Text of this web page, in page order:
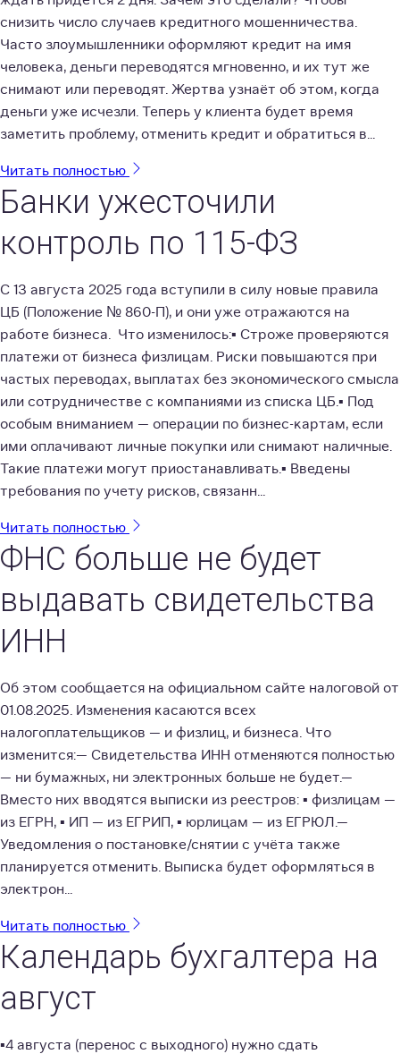
снизить число случаев кредитного мошенничества.
Часто злоумышленники оформляют кредит на имя
человека, деньги переводятся мгновенно, и их тут же
снимают или переводят. Жертва узнаёт об этом, когда
деньги уже исчезли. Теперь у клиента будет время
заметить проблему, отменить кредит и обратиться в...
Читать полностью
Банки ужесточили
контроль по 115-ФЗ
С 13 августа 2025 года вступили в силу новые правила
ЦБ (Положение № 860-П), и они уже отражаются на
работе бизнеса. Что изменилось:▪️ Строже проверяются
платежи от бизнеса физлицам. Риски повышаются при
частых переводах, выплатах без экономического смысла
или сотрудничестве с компаниями из списка ЦБ.▪️ Под
особым вниманием — операции по бизнес-картам, если
ими оплачивают личные покупки или снимают наличные.
Такие платежи могут приостанавливать.▪️ Введены
требования по учету рисков, связанн...
Читать полностью
ФНС больше не будет
выдавать свидетельства
ИНН
Об этом сообщается на официальном сайте налоговой от
01.08.2025. Изменения касаются всех
налогоплательщиков — и физлиц, и бизнеса. Что
изменится:— Свидетельства ИНН отменяются полностью
— ни бумажных, ни электронных больше не будет.—
Вместо них вводятся выписки из реестров: ▪️ физлицам —
из ЕГРН, ▪️ ИП — из ЕГРИП, ▪️ юрлицам — из ЕГРЮЛ.—
Уведомления о постановке/снятии с учёта также
планируется отменить. Выписка будет оформляться в
электрон...
Читать полностью
Календарь бухгалтера на
август
▪️4 августа (перенос с выходного) нужно сдать